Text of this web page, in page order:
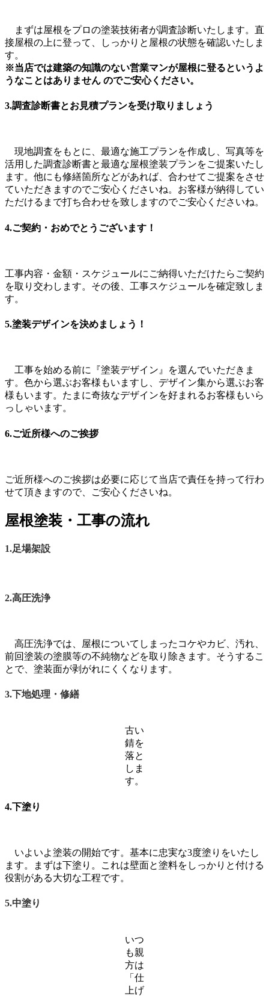
まずは屋根をプロの塗装技術者が調査診断いたします。直
接屋根の上に登って、しっかりと屋根の状態を確認いたしま
す。
※当店では建築の知識のない営業マンが屋根に登るというよ
うなことはありません のでご安心ください。
3.調査診断書とお見積プランを受け取りましょう
現地調査をもとに、最適な施工プランを作成し、写真等を
活用した調査診断書と最適な屋根塗装プランをご提案いたし
ます。他にも修繕箇所などがあれば、合わせてご提案をさせ
ていただきますのでご安心くださいね。お客様が納得してい
ただけるまで打ち合わせを致しますのでご安心くださいね。
4.ご契約・おめでとうございます！
工事内容・金額・スケジュールにご納得いただけたらご契約
を取り交わします。その後、工事スケジュールを確定致しま
す。
5.塗装デザインを決めましょう！
工事を始める前に『塗装デザイン』を選んでいただきま
す。色から選ぶお客様もいますし、デザイン集から選ぶお客
様もいます。たまに奇抜なデザインを好まれるお客様もいら
っしゃいます。
6.ご近所様へのご挨拶
ご近所様へのご挨拶は必要に応じて当店で責任を持って行わ
せて頂きますので、ご安心くださいね。
屋根塗装・工事の流れ
1.足場架設
2.高圧洗浄
高圧洗浄では、屋根についてしまったコケやカビ、汚れ、
前回塗装の塗膜等の不純物などを取り除きます。そうするこ
とで、塗装面が剥がれにくくなります。
3.下地処理・修繕
古い
錆を
落と
しま
す。
4.下塗り
いよいよ塗装の開始です。基本に忠実な3度塗りをいたし
ます。まずは下塗り。これは壁面と塗料をしっかりと付ける
役割がある大切な工程です。
5.中塗り
いつ
も親
方は
「仕
上げ